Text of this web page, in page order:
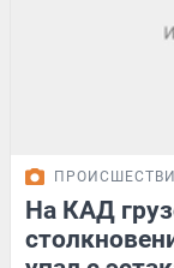
На КАД